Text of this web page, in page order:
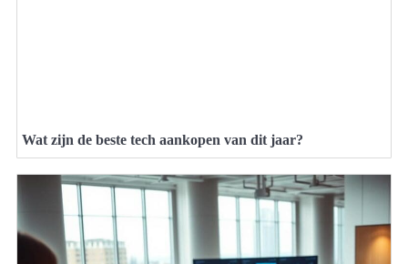
Wat zijn de beste tech aankopen van dit jaar?